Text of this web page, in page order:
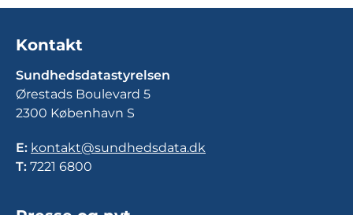
Kontakt
Sundhedsdatastyrelsen
Ørestads Boulevard 5
2300 København S
E: kontakt@sundhedsdata.dk
T: 7221 6800